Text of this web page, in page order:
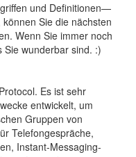
und Definitionen—
Sie die nächsten
Wenn Sie immer noch
Sie wunderbar sind. :)
Es ist sehr
entwickelt, um
Gruppen von
Telefongespräche,
Instant-Messaging-